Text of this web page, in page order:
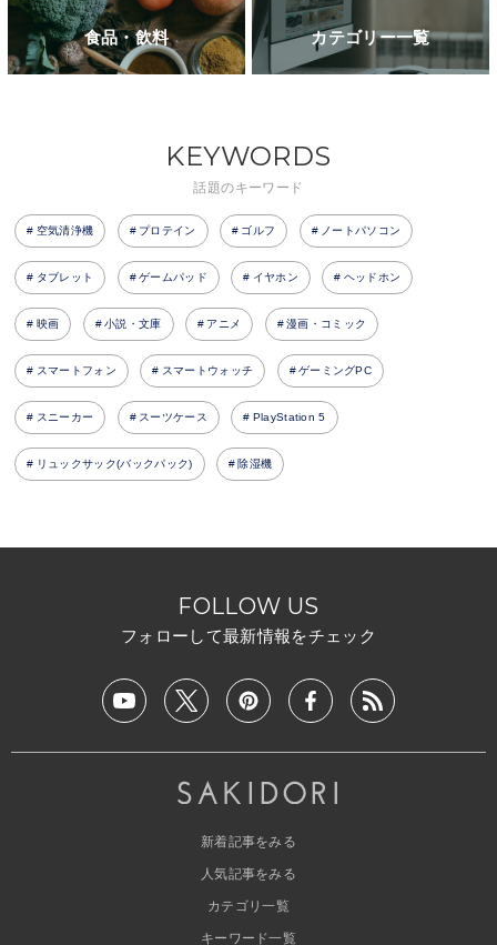
食品・飲料 カテゴリー一覧
KEYWORDS
話題のキーワード
空気清浄機 プロテイン ゴルフ ノートパソコン
タブレット ゲームパッド イヤホン ヘッドホン
映画 小説・文庫 アニメ 漫画・コミック
スマートフォン スマートウォッチ ゲーミングPC
スニーカー スーツケース PlayStation 5
リュックサック(バックパック) 除湿機
FOLLOW US
フォローして最新情報をチェック
新着記事をみる
人気記事をみる
カテゴリ一覧
キーワード一覧